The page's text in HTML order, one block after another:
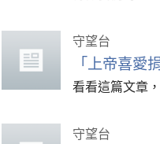
守望台
「上帝喜愛
看看這篇文章
守望台